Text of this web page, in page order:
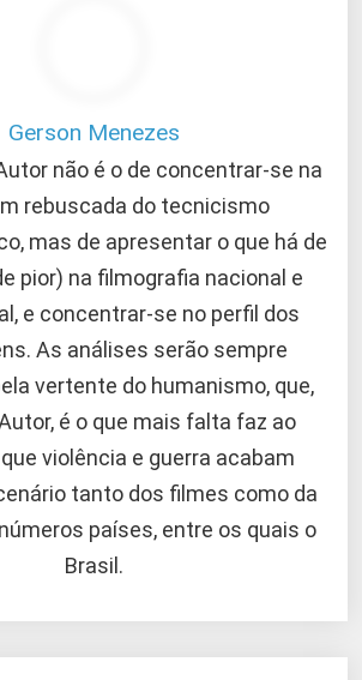
Gerson Menezes
não é o de concentrar-se na
rebuscada do tecnicismo
mas de apresentar o que há de
pior) na filmografia nacional e
e concentrar-se no perfil dos
As análises serão sempre
vertente do humanismo, que,
é o que mais falta faz ao
violência e guerra acabam
tanto dos filmes como da
países, entre os quais o
Brasil.